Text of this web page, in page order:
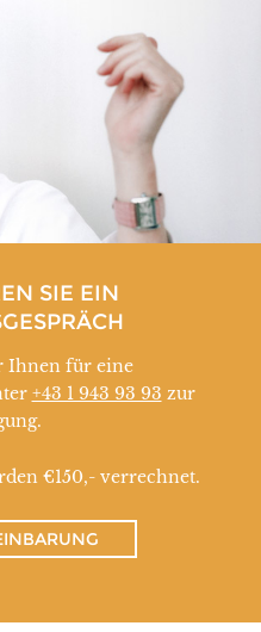
SIE EIN
Ihnen für eine
+43 1 943 93 93 zur
€150,- verrechnet.